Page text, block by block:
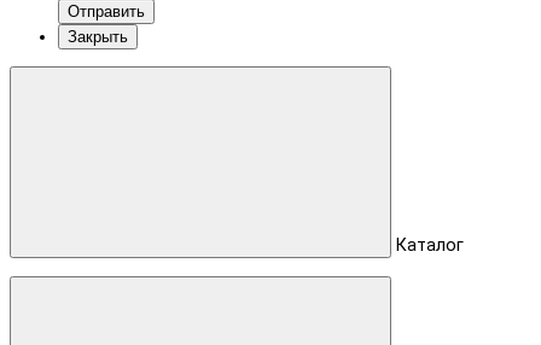
Отправить
Закрыть
Каталог